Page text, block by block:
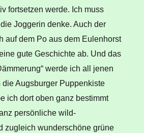
fortsetzen werde. Ich muss
Joggerin denke. Auch der
auf dem Po aus dem Eulenhorst
gute Geschichte ab. Und das
werde ich all jenen
Augsburger Puppenkiste
ich dort oben ganz bestimmt
persönliche wild-
zugleich wunderschöne grüne